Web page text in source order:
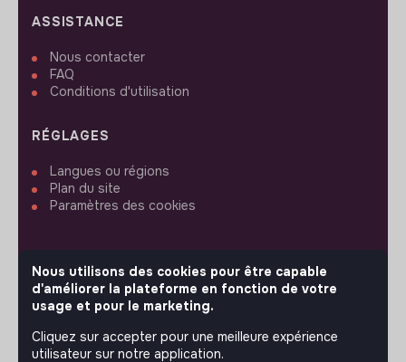
ASSISTANCE
Nous contacter
FAQ
Conditions d'utilisation
RÉGLAGES
Langues ou régions
Plan du site
Paramètres des cookies
SUIVEZ-NOUS
Nous utilisons des cookies pour être capable
d'améliorer la plateforme en fonction de votre
usage et pour le marketing.
Cliquez sur accepter pour une meilleure expérience
utilisateur sur notre application.